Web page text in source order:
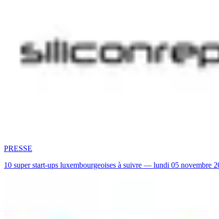
PRESSE
10 super start-ups luxembourgeoises à suivre — lundi 05 novembre